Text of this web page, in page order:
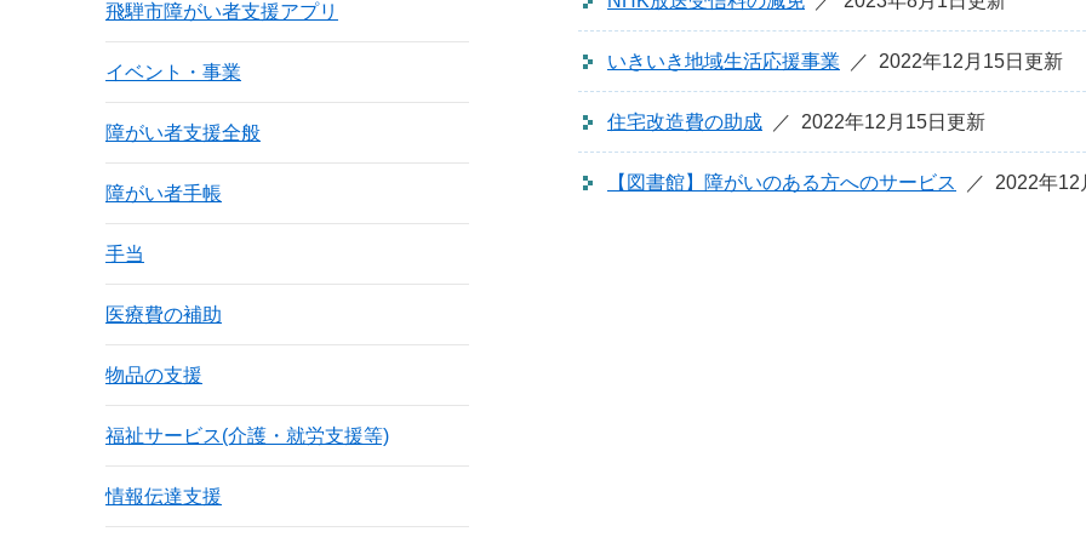
飛騨市障がい者支援アプリ
イベント・事業
障がい者支援全般
障がい者手帳
手当
医療費の補助
物品の支援
福祉サービス(介護・就労支援等)
情報伝達支援
いきいき地域生活応援事業 2022年12月15日更新
住宅改造費の助成 2022年12月15日更新
【図書館】障がいのある方へのサービス 2022年12